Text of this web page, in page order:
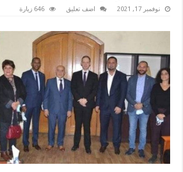
نوفمبر 17, 2021 اضف تعليق 646 زيارة